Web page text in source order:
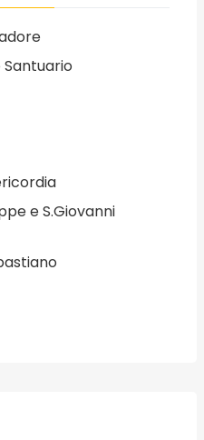
Santuario
e S.Giovanni